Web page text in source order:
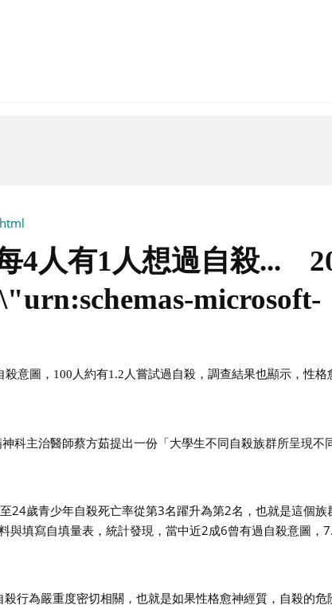
4人有1人想過自殺...
microsoft-
殺意圖，100人約有1.2人嘗試過自殺，調查結果也顯示，性
科主治醫師蔡方茹提出一份「大學生不同自殺族群所呈現不
歲青少年自殺死亡率從第3名躍升為第2名，也就是這個
填寫自填量表，統計發現，當中近2成6曾有過自殺意圖，
行為嚴重度密切相關，也就是如果性格愈神經質，自殺的